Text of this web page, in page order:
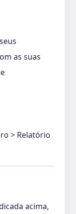
as suas
> Relatório
acima,